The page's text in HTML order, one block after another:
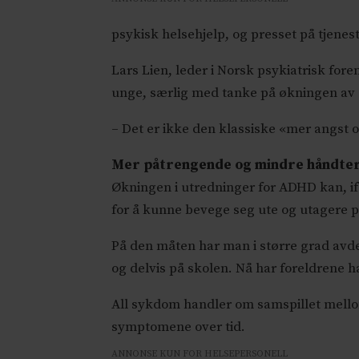
psykisk helsehjelp, og presset på
Lars Lien, leder i Norsk psykiatrisk
unge, særlig med tanke på økningen
– Det er ikke den klassiske «mer angst
Mer påtrengende og mindre
Økningen i utredninger for ADHD kan,
for å kunne bevege seg ute og utagere
På den måten har man i større grad
og delvis på skolen. Nå har foreldrene
All sykdom handler om samspillet
symptomene over tid.
ANNONSE KUN FOR HELSEPERSONELL